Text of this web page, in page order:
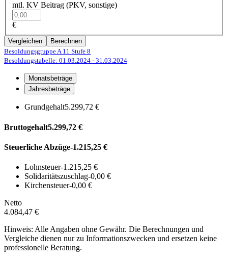
mtl. KV Beitrag (PKV, sonstige)
€
Vergleichen
Berechnen
Besoldungsgruppe A 11 Stufe 8
Besoldungstabelle: 01.03.2024 - 31.03.2024
Monatsbeträge
Jahresbeträge
Grundgehalt5.299,72 €
Bruttogehalt5.299,72 €
Steuerliche Abzüge-1.215,25 €
Lohnsteuer-1.215,25 €
Solidaritätszuschlag-0,00 €
Kirchensteuer-0,00 €
Netto
4.084,47 €
Hinweis: Alle Angaben ohne Gewähr. Die Berechnungen und
Vergleiche dienen nur zu Informationszwecken und ersetzen keine
professionelle Beratung.